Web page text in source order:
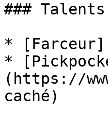
###
*
*
(https://
caché)